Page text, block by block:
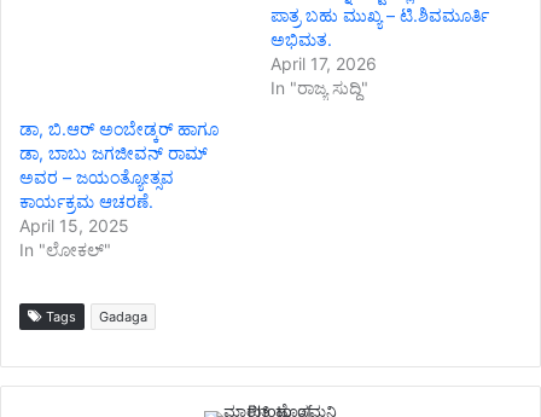
ಪಾತ್ರ ಬಹು ಮುಖ್ಯ – ಟಿ.ಶಿವಮೂರ್ತಿ
ಅಭಿಮತ.
April 17, 2026
In "ರಾಜ್ಯ ಸುದ್ದಿ"
ಡಾ, ಬಿ.ಆರ್ ಅಂಬೇಡ್ಕರ್ ಹಾಗೂ
ಡಾ, ಬಾಬು ಜಗಜೀವನ್ ರಾಮ್
ಅವರ – ಜಯಂತ್ಯೋತ್ಸವ
ಕಾರ್ಯಕ್ರಮ ಆಚರಣೆ.
April 15, 2025
In "ಲೋಕಲ್"
Tags Gadaga